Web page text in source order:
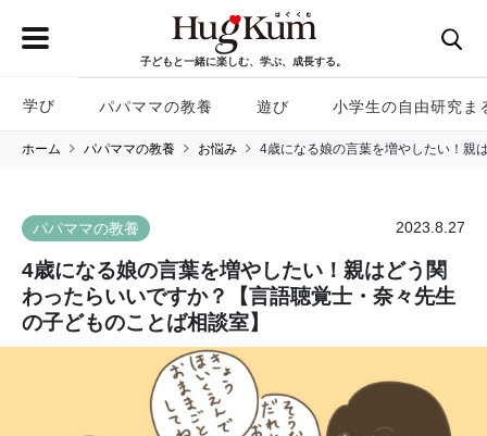
子どもと一緒に楽しむ、学ぶ、成長する。
学び パパママの教養 遊び 小学生の自由研究ま
ホーム パパママの教養 お悩み 4歳になる娘の言葉を増やしたい！親
パパママの教養 2023.8.27
4歳になる娘の言葉を増やしたい！親はどう関
わったらいいですか？【言語聴覚士・奈々先生
の子どものことば相談室】